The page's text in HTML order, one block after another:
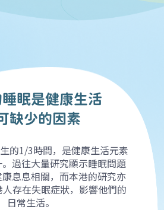
眠是健康生活
缺少的因素
的1/3時間，是健康生活元素
過往大量研究顯示睡眠問題
息息相關，而本港的研究亦
存在失眠症狀，影響他們的
日常生活。